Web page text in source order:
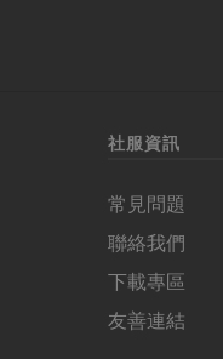
社服資訊
常見問題
聯絡我們
下載專區
友善連結